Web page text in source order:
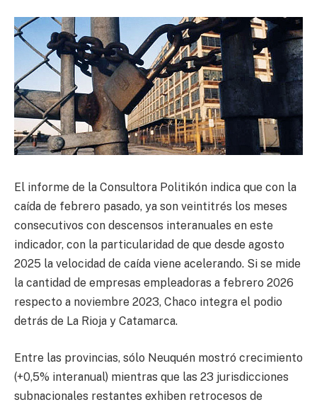
El informe de la Consultora Politikón indica que con la
caída de febrero pasado, ya son veintitrés los meses
consecutivos con descensos interanuales en este
indicador, con la particularidad de que desde agosto
2025 la velocidad de caída viene acelerando. Si se mide
la cantidad de empresas empleadoras a febrero 2026
respecto a noviembre 2023, Chaco integra el podio
detrás de La Rioja y Catamarca.
Entre las provincias, sólo Neuquén mostró crecimiento
(+0,5% interanual) mientras que las 23 jurisdicciones
subnacionales restantes exhiben retrocesos de